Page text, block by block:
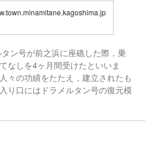
ン号が前之浜に座礁した際，乗
なしを4ヶ月間受けたといいま
々の功績をたたえ，建立されたも
り口にはドラメルタン号の復元模